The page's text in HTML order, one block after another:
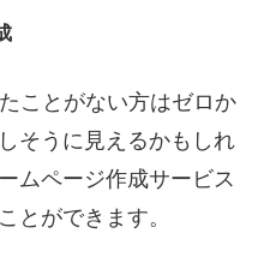
ことがない方はゼロか
そうに見えるかもしれ
ムページ作成サービス
とができます。